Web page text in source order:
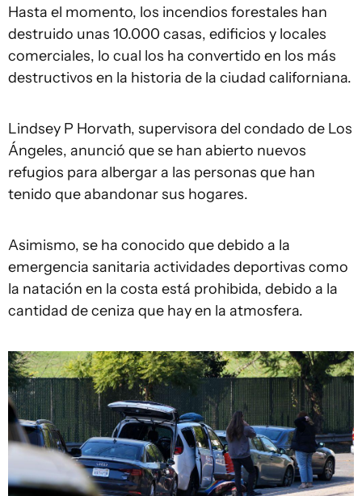
Hasta el momento, los incendios forestales han
destruido unas 10.000 casas, edificios y locales
comerciales, lo cual los ha convertido en los más
destructivos en la historia de la ciudad californiana.
Lindsey P Horvath, supervisora del condado de Los
Ángeles, anunció que se han abierto nuevos
refugios para albergar a las personas que han
tenido que abandonar sus hogares.
Asimismo, se ha conocido que debido a la
emergencia sanitaria actividades deportivas como
la natación en la costa está prohibida, debido a la
cantidad de ceniza que hay en la atmosfera.